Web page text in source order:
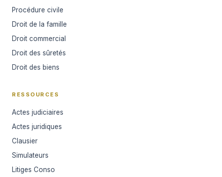
Procédure civile
Droit de la famille
Droit commercial
Droit des sûretés
Droit des biens
RESSOURCES
Actes judiciaires
Actes juridiques
Clausier
Simulateurs
Litiges Conso